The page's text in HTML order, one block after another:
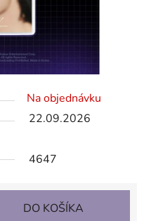
Na objednávku
22.09.2026
4647
DO KOŠÍKA